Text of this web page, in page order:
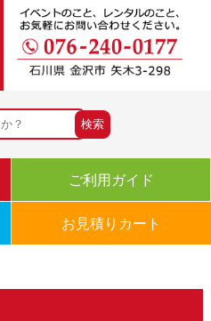
ご利用ガイド
お見積りカート